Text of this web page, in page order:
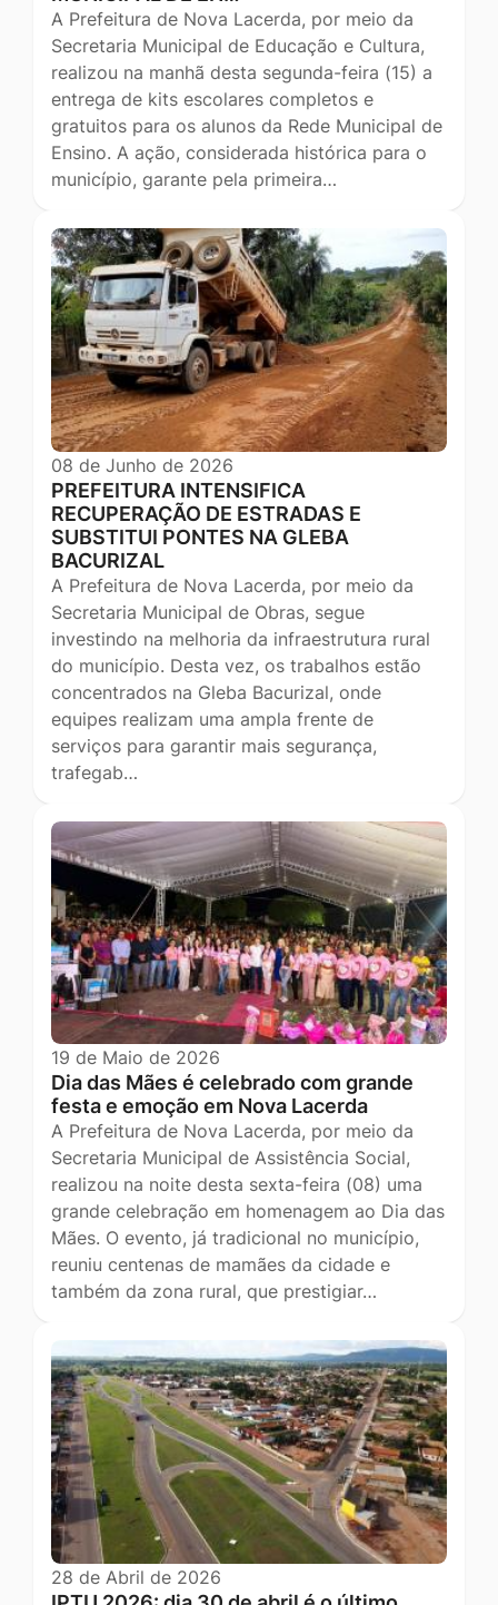
A Prefeitura de Nova Lacerda, por meio da
Secretaria Municipal de Educação e Cultura,
realizou na manhã desta segunda-feira (15) a
entrega de kits escolares completos e
gratuitos para os alunos da Rede Municipal de
Ensino. A ação, considerada histórica para o
município, garante pela primeira…
08 de Junho de 2026
PREFEITURA INTENSIFICA
RECUPERAÇÃO DE ESTRADAS E
SUBSTITUI PONTES NA GLEBA
BACURIZAL
A Prefeitura de Nova Lacerda, por meio da
Secretaria Municipal de Obras, segue
investindo na melhoria da infraestrutura rural
do município. Desta vez, os trabalhos estão
concentrados na Gleba Bacurizal, onde
equipes realizam uma ampla frente de
serviços para garantir mais segurança,
trafegab…
19 de Maio de 2026
Dia das Mães é celebrado com grande
festa e emoção em Nova Lacerda
A Prefeitura de Nova Lacerda, por meio da
Secretaria Municipal de Assistência Social,
realizou na noite desta sexta-feira (08) uma
grande celebração em homenagem ao Dia das
Mães. O evento, já tradicional no município,
reuniu centenas de mamães da cidade e
também da zona rural, que prestigiar…
28 de Abril de 2026